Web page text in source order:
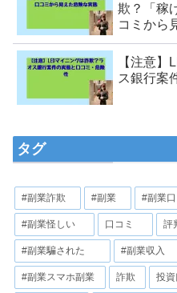
欺？「稼
コミから
【注意
ス銀行案
タグ
#副業詐欺 #副業 #副業口
#副業怪しい 口コミ 評
#副業騙された #副業収入
#副業スマホ副業 詐欺 投資